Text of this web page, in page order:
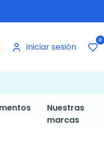
Iniciar sesión
0
Nuestras
marcas